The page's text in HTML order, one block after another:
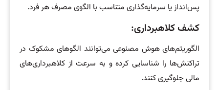
پس‌انداز یا سرمایه‌گذاری متناسب با الگوی مصرف هر فرد.
کشف کلاهبرداری:
الگوریتم‌های هوش مصنوعی می‌توانند الگوهای مشکوک در
تراکنش‌ها را شناسایی کرده و به سرعت از کلاهبرداری‌های
مالی جلوگیری کنند.